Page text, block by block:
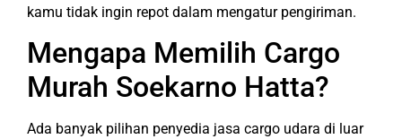
kamu tidak ingin repot dalam mengatur pengiriman.
Mengapa Memilih Cargo
Murah Soekarno Hatta?
Ada banyak pilihan penyedia jasa cargo udara di luar